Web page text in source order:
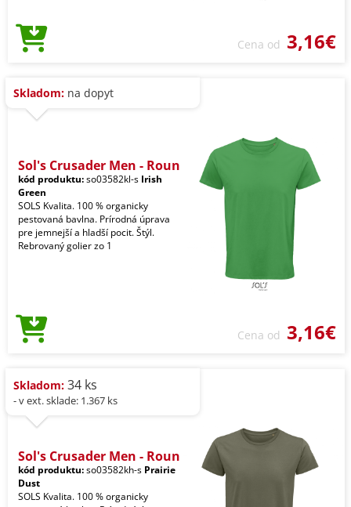
Cena od 3,16€
Skladom: na dopyt
Sol's Crusader Men - Roun
kód produktu:so03582kl-s Irish
Green
SOLS Kvalita. 100 % organicky
pestovaná bavlna. Prírodná úprava
pre jemnejší a hladší pocit. Štýl.
Rebrovaný golier zo 1
Cena od 3,16€
Skladom: 34 ks
- v ext. sklade: 1.367 ks
Sol's Crusader Men - Roun
kód produktu:so03582kh-s Prairie
Dust
SOLS Kvalita. 100 % organicky